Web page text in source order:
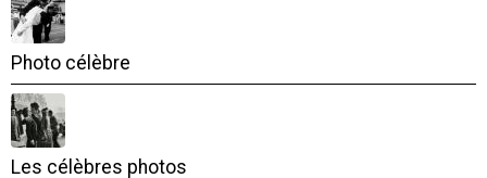
Photo célèbre
Les célèbres photos